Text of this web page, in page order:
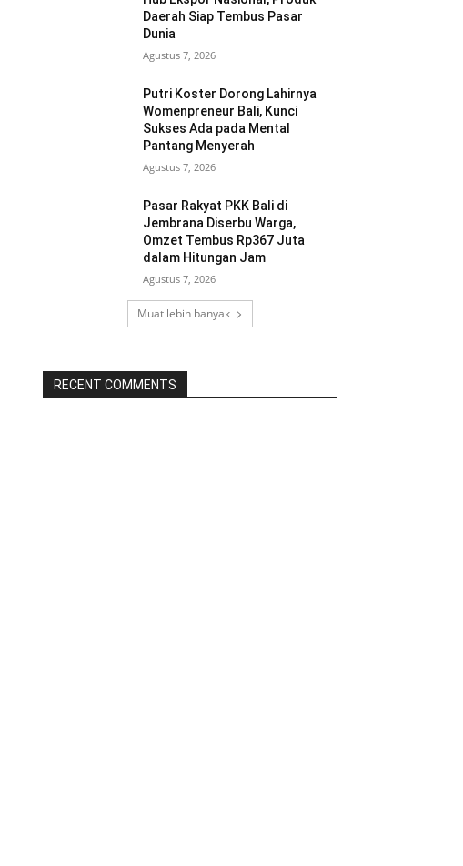
Daerah Siap Tembus Pasar
Dunia
Agustus 7, 2026
Putri Koster Dorong Lahirnya
Womenpreneur Bali, Kunci
Sukses Ada pada Mental
Pantang Menyerah
Agustus 7, 2026
Pasar Rakyat PKK Bali di
Jembrana Diserbu Warga,
Omzet Tembus Rp367 Juta
dalam Hitungan Jam
Agustus 7, 2026
Muat lebih banyak
RECENT COMMENTS